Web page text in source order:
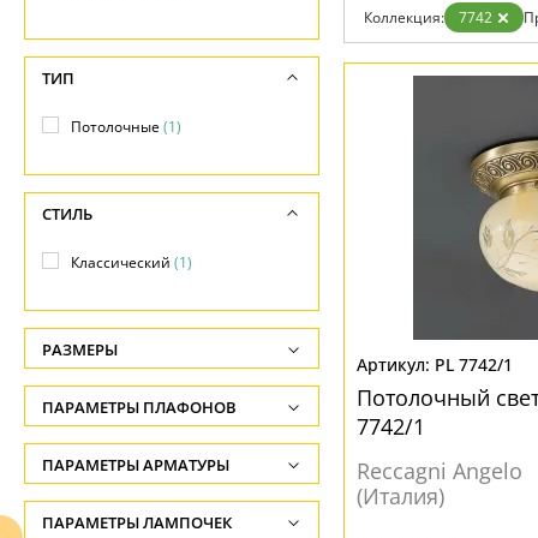
Контакты
Коллекция: 7742
PL 7742/1
Потолочный
7742/1
Reccagni Angelo
(Италия)
ТИП
Потолочные(1)
СТИЛЬ
Классический (1)
РАЗМЕРЫ
Высота, см
-
Диаметр, см
-
ПАРАМЕТРЫ ПЛАФОНОВ
ФОРМА ПЛАФОНА
Круглый(1)
ПАРАМЕТРЫ АРМАТУРЫ
ЦВЕТ АРМАТУРЫ
ПАРАМЕТРЫ ЛАМПОЧЕК